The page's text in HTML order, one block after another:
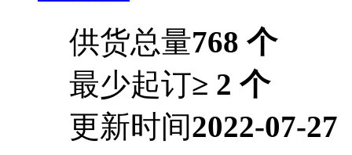
供货总量768 个
最少起订≥ 2 个
更新时间2022-07-27